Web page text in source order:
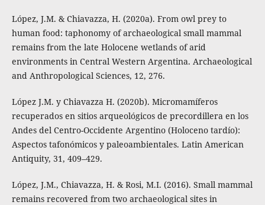
López, J.M. & Chiavazza, H. (2020a). From owl prey to
human food: taphonomy of archaeological small mammal
remains from the late Holocene wetlands of arid
environments in Central Western Argentina. Archaeological
and Anthropological Sciences, 12, 276.
López J.M. y Chiavazza H. (2020b). Micromamíferos
recuperados en sitios arqueológicos de precordillera en los
Andes del Centro-Occidente Argentino (Holoceno tardío):
Aspectos tafonómicos y paleoambientales. Latin American
Antiquity, 31, 409–429.
López, J.M., Chiavazza, H. & Rosi, M.I. (2016). Small mammal
remains recovered from two archaeological sites in